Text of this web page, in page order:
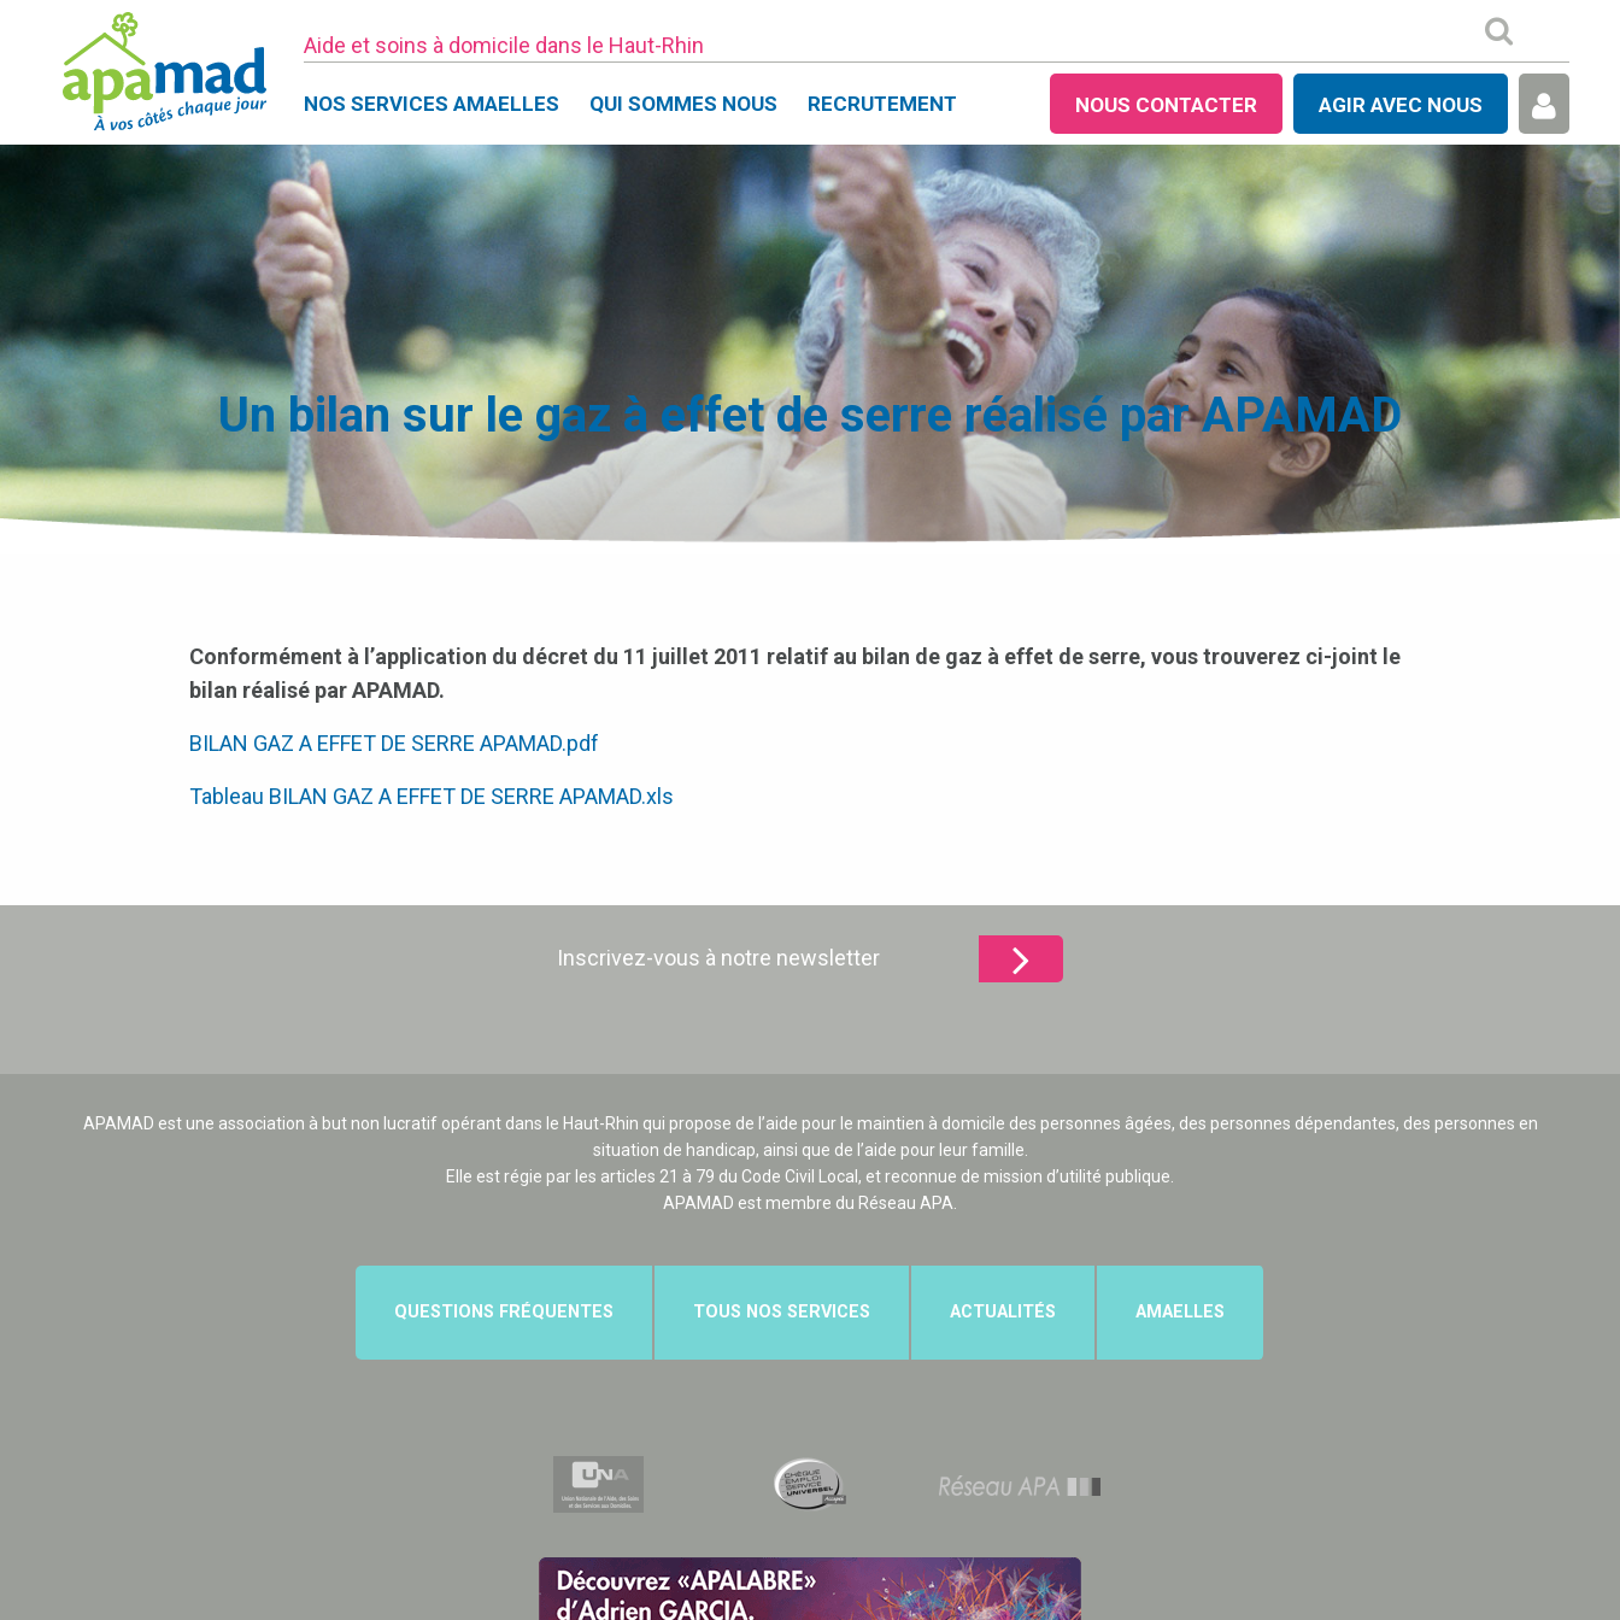
Aide et soins à domicile dans le Haut-Rhin
NOS SERVICES AMAELLES QUI SOMMES NOUS RECRUTEMENT NOUS CONTACTER AGIR AVEC NOUS
Un bilan sur le gaz à effet de serre réalisé par APAMAD
Conformément à l’application du décret du 11 juillet 2011 relatif au bilan de gaz à effet de serre, vous trouverez ci-joint le
bilan réalisé par APAMAD.
BILAN GAZ A EFFET DE SERRE APAMAD.pdf
Tableau BILAN GAZ A EFFET DE SERRE APAMAD.xls
Inscrivez-vous à notre newsletter
APAMAD est une association à but non lucratif opérant dans le Haut-Rhin qui propose de l’aide pour le maintien à domicile des personnes âgées, des personnes dépendantes, des personnes en
situation de handicap, ainsi que de l’aide pour leur famille.
Elle est régie par les articles 21 à 79 du Code Civil Local, et reconnue de mission d’utilité publique.
APAMAD est membre du Réseau APA.
QUESTIONS FRÉQUENTES TOUS NOS SERVICES ACTUALITÉS AMAELLES